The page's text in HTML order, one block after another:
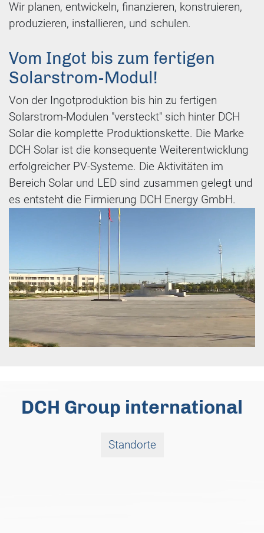
Wir planen, entwickeln, finanzieren, konstruieren,
produzieren, installieren, und schulen.
Vom Ingot bis zum fertigen
Solarstrom-Modul!
Von der Ingotproduktion bis hin zu fertigen
Solarstrom-Modulen "versteckt" sich hinter DCH
Solar die komplette Produktionskette. Die Marke
DCH Solar ist die konsequente Weiterentwicklung
erfolgreicher PV-Systeme. Die Aktivitäten im
Bereich Solar und LED sind zusammen gelegt und
es entsteht die Firmierung DCH Energy GmbH.
DCH Group international
Standorte